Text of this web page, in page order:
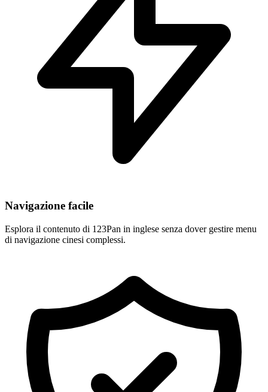
Navigazione facile
Esplora il contenuto di 123Pan in inglese senza dover gestire menu
di navigazione cinesi complessi.